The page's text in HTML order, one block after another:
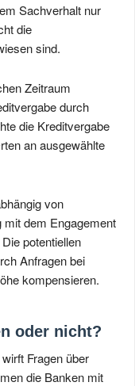
Sachverhalt nur
die
sind.
Zeitraum
durch
die Kreditvergabe
an ausgewählte
von
mit dem Engagement
potentiellen
Anfragen bei
kompensieren.
oder nicht?
Fragen über
die Banken mit